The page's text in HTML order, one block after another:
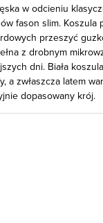
w odcieniu
fason slim. Koszula
przeszyć
z drobnym
dni. Biała
a zwłaszcza latem
dopasowany krój.